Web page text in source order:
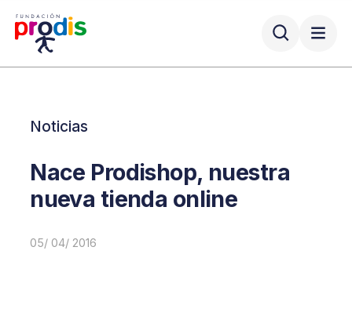
Noticias
Nace Prodishop, nuestra
nueva tienda online
05/ 04/ 2016